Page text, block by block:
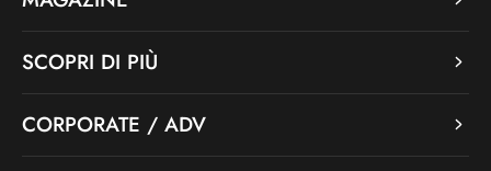
SCOPRI DI PIÙ
CORPORATE / ADV